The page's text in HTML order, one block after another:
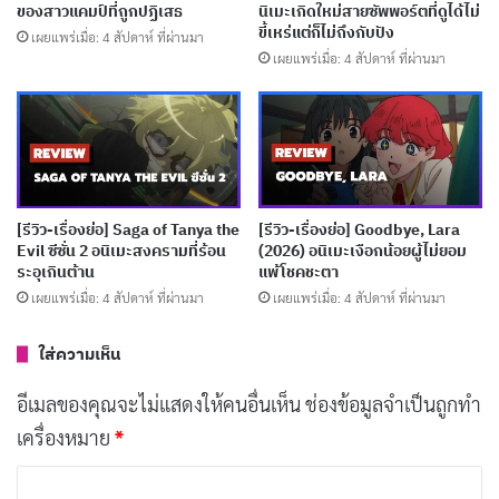
ตอนแรกของ The Oblivious Saint Can’t Contain Her
Power ทุ่มเวลาเกือบทั้งหมดไปกับการปูพื้นหลังและปูมหลัง
ของแคโรไลนา แม้จะเข้าใจได้ว่าเรื่องราวต้องการสร้าง
ความเห็นอกเห็นใจให้ตัวเอกก่อนจะพาเธอเข้าสู่เส้นทาง
ใหม่ แต่ปัญหาคือการเล่าเรื่องกลับนิ่งสนิทราวกับกำลังนั่ง
ฟังใครสักคนอ่านประวัติตัวละครให้ฟัง โดยไม่มีความ
เคลื่อนไหวของพล็อตหรือบทสนทนาที่คมกริบพอจะดึงให้ผู้
ริชาร์ด ไอเซนไบส์ (Richard Eisenbeis) จาก Anime News
ของสาวแคมป์ที่ถูกปฏิเสธ
เผยแพร่เมื่อ: 4 สัปดาห์ ที่ผ่านมา
นิเมะเกิดใหม่สายซัพพอร์ตที่ดูได้ไม่
ขี้เหร่แต่ก็ไม่ถึงกับปัง
เผยแพร่เมื่อ: 4 สัปดาห์ ที่ผ่านมา
[รีวิว-เรื่องย่อ] Saga of Tanya the
Evil ซีซั่น 2 อนิเมะสงครามที่ร้อน
ระอุเกินต้าน
เผยแพร่เมื่อ: 4 สัปดาห์ ที่ผ่านมา
[รีวิว-เรื่องย่อ] Goodbye, Lara
(2026) อนิเมะเงือกน้อยผู้ไม่ยอม
แพ้โชคชะตา
เผยแพร่เมื่อ: 4 สัปดาห์ ที่ผ่านมา
ใส่ความเห็น
อีเมลของคุณจะไม่แสดงให้คนอื่นเห็นช่องข้อมูลจำเป็นถูกทำ
เครื่องหมาย *